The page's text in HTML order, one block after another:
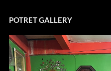
POTRET GALLERY